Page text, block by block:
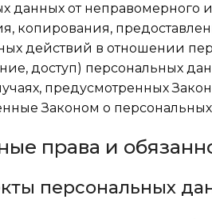
данных от неправомерного
копирования,
действий в отношении
доступ) персональных
предусмотренных
Законом о
права и
персональных